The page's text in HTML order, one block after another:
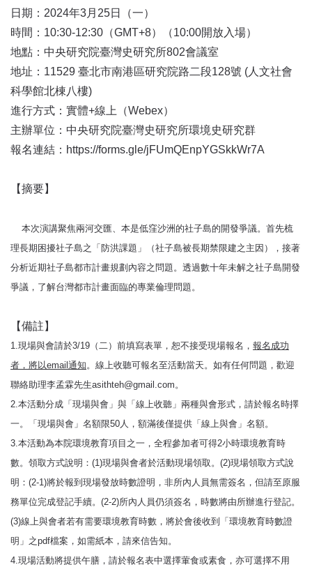
日期：2024年3月25日（一）
時間：10:30-12:30（GMT+8）（10:00開放入場）
地點：中央研究院臺灣史研究所802會議室
地址：11529 臺北市南港區研究院路二段128號 (人文社會
科學館北棟八樓)
進行方式：實體+線上（Webex）
主辦單位：中央研究院臺灣史研究所環境史研究群
報名連結：https://forms.gle/jFUmQEnpYGSkkWr7A
【摘要】
本次演講聚焦兩河交匯、本是低窪沙洲的社子島的開發爭議。首先梳
理長期困擾社子島之「防洪課題」（社子島被長期禁限建之主因），接著
分析近期社子島都市計畫規劃內容之問題。透過數十年未解之社子島開發
爭議，了解台灣都市計畫面臨的專業倫理問題。
【備註】
1.現場與會請於3/19（二）前填寫表單，恕不接受現場報名， 報名成功
者，將以email通知。線上收聽可報名至活動當天。如有任何問題，歡迎
聯絡助理李孟霖先生asithteh@gmail.com。
2.本活動分成「現場與會」與「線上收聽」兩種與會形式，請於報名時擇
一。「現場與會」名額限50人，額滿後僅提供「線上與會」名額。
3.本活動為本院環境教育項目之一，全程參加者可得2小時環境教育時
數。領取方式說明：(1)現場與會者於活動現場領取。(2)現場領取方式說
明：(2-1)將於報到現場發放時數證明，非所內人員無需簽名，但請至原服
務單位完成登記手續。(2-2)所內人員仍須簽名，時數將由所辦進行登記。
(3)線上與會者若有需要環境教育時數，將於會後收到「環境教育時數證
明」之pdf檔案，如需紙本，請來信告知。
4.現場活動將提供午膳，請於報名表中選擇葷食或素食，亦可選擇不用